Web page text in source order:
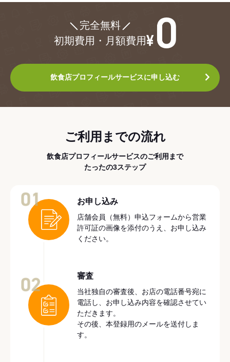
完全無料
初期費用・月額費用
飲食店プロフィールサービスに申し込む
ご利用までの流れ
飲食店プロフィールサービスのご利用まで
たったの3ステップ
お申し込み
店舗会員（無料）申込フォームから営業
許可証の画像を添付のうえ、お申し込み
ください。
審査
当社独自の審査後、お店の電話番号宛に
電話し、お申し込み内容を確認させてい
ただきます。
その後、本登録用のメールを送付しま
す。